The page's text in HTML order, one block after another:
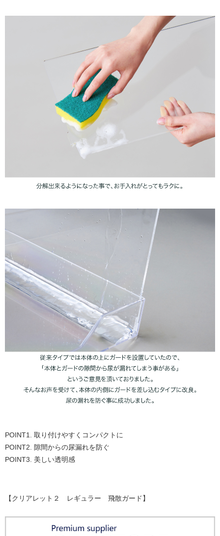
POINT1. 取り付けやすくコンパクトに
POINT2. 隙間からの尿漏れを防ぐ
POINT3. 美しい透明感
【クリアレット２ レギュラー 飛散ガード】